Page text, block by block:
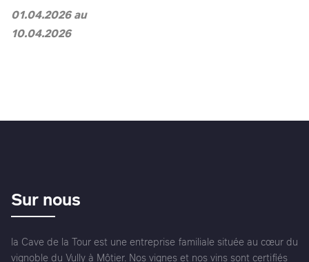
01.04.2026 au
10.04.2026
Sur nous
la Cave de la Tour est une entreprise familiale située au cœur du
vignoble du Vully à Môtier. Nos vignes et nos vins sont certifiés